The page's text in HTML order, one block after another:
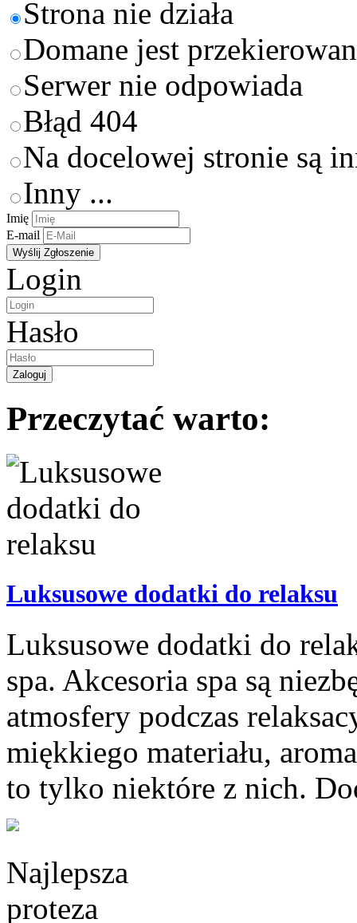
Strona nie działa
Domane jest
Serwer nie odpowiada
Błąd 404
Na docelowej stronie są
Inny ...
Imię
E-mail
Login
Hasło
Przeczytać warto:
Luksusowe dodatki do relaksu
Luksusowe dodatki do
spa. Akcesoria spa są
atmosfery podczas
miękkiego materiału,
to tylko niektóre z nich.